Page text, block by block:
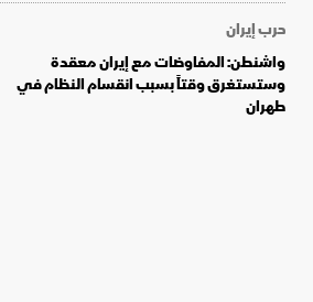
حرب إيران
واشنطن: المفاوضات مع إيران معقدة
وستستغرق وقتاً بسبب انقسام النظام في
طهران